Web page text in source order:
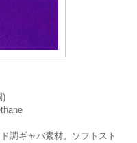
)
調ギャバ素材。ソフトスト